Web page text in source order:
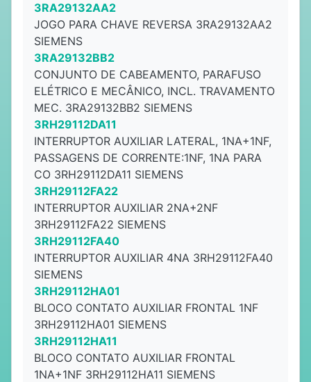
3RA29132AA2
JOGO PARA CHAVE REVERSA 3RA29132AA2
SIEMENS
3RA29132BB2
CONJUNTO DE CABEAMENTO, PARAFUSO
ELÉTRICO E MECÂNICO, INCL. TRAVAMENTO
MEC. 3RA29132BB2 SIEMENS
3RH29112DA11
INTERRUPTOR AUXILIAR LATERAL, 1NA+1NF,
PASSAGENS DE CORRENTE:1NF, 1NA PARA
CO 3RH29112DA11 SIEMENS
3RH29112FA22
INTERRUPTOR AUXILIAR 2NA+2NF
3RH29112FA22 SIEMENS
3RH29112FA40
INTERRUPTOR AUXILIAR 4NA 3RH29112FA40
SIEMENS
3RH29112HA01
BLOCO CONTATO AUXILIAR FRONTAL 1NF
3RH29112HA01 SIEMENS
3RH29112HA11
BLOCO CONTATO AUXILIAR FRONTAL
1NA+1NF 3RH29112HA11 SIEMENS